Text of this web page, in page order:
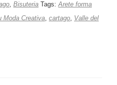
, Bisuteria Tags:Arete forma
Moda Creativa, cartago, Valle del